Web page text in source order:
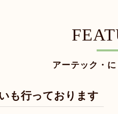
アーテック・
も行っております